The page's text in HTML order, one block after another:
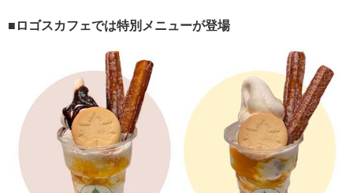
■ロゴスカフェでは特別メニューが登場